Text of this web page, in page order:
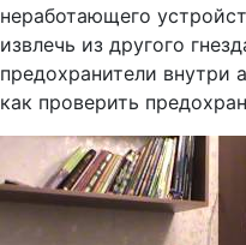
неработающего
извлечь из другого
предохранители внутри
как проверить